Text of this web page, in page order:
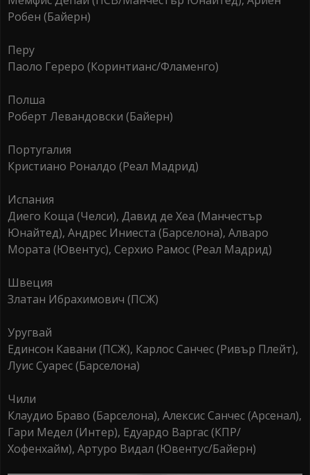
Робен (Байерн)
Перу
Паоло Гереро (Коринтианс/Фламенго)
Полша
Роберт Левандовски (Байерн)
Португалия
Кристиано Роналдо (Реал Мадрид)
Испания
Диего Коща (Челси), Давид де Хеа (Манчестър
Юнайтед), Андрес Иниеста (Барселона), Алваро
Мората (Ювентус), Серхио Рамос (Реал Мадрид)
Швеция
Златан Ибрахимович (ПСЖ)
Уругвай
Единсон Кавани (ПСЖ), Карлос Санчес (Ривър Плейт),
Луис Суарес (Барселона)
Чили
Клаудио Браво (Барселона), Алексис Санчес (Aрсенал),
Гари Meдел (Интер), Едуардо Варгас (КПР/
Хофенхайм), Артуро Видал (Ювентус/Байерн)